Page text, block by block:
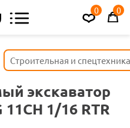
0 0
Строительная и спецтехника
экскаватор
11CH 1/16 RTR